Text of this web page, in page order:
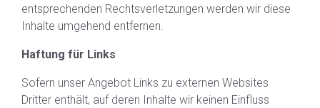
entsprechenden Rechtsverletzungen werden wir diese
Inhalte umgehend entfernen.
Haftung für Links
Sofern unser Angebot Links zu externen Websites
Dritter enthält, auf deren Inhalte wir keinen Einfluss